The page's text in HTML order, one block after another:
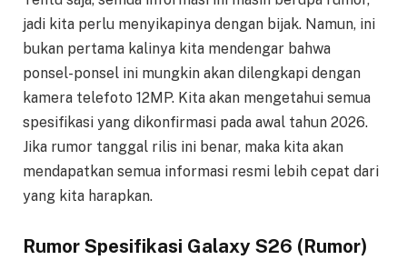
jadi kita perlu menyikapinya dengan bijak. Namun, ini
bukan pertama kalinya kita mendengar bahwa
ponsel-ponsel ini mungkin akan dilengkapi dengan
kamera telefoto 12MP. Kita akan mengetahui semua
spesifikasi yang dikonfirmasi pada awal tahun 2026.
Jika rumor tanggal rilis ini benar, maka kita akan
mendapatkan semua informasi resmi lebih cepat dari
yang kita harapkan.
Rumor Spesifikasi Galaxy S26 (Rumor)